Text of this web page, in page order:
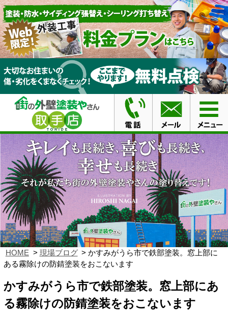
HOME 現場ブログ
かすみがうら市で鉄部塗装。窓上部に
ある霧除けの防錆塗装をおこないます
かすみがうら市で鉄部塗装。窓上部にあ
る霧除けの防錆塗装をおこないます